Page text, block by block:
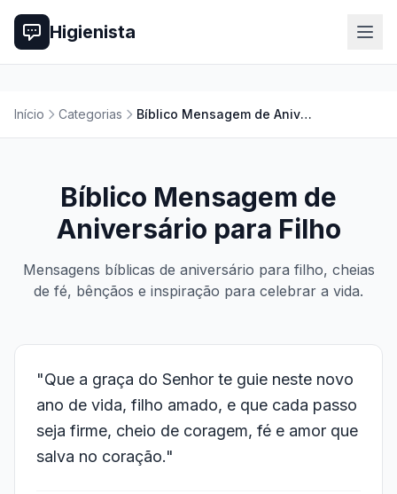
Higienista
Início Categorias Bíblico Mensagem de Aniversário para Filho
Bíblico Mensagem de
Aniversário para Filho
Mensagens bíblicas de aniversário para filho, cheias
de fé, bênçãos e inspiração para celebrar a vida.
"Que a graça do Senhor te guie neste novo
ano de vida, filho amado, e que cada passo
seja firme, cheio de coragem, fé e amor que
salva no coração."